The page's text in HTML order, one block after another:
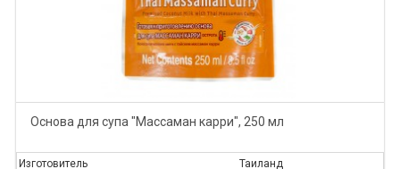
Основа для супа "Массаман карри", 250 мл
Изготовитель Таиланд